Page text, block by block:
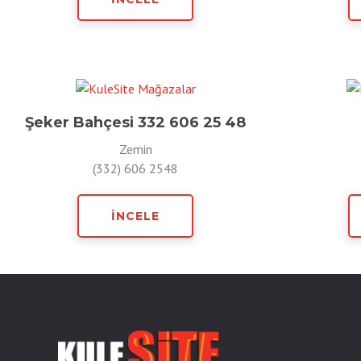
Şeker Bahçesi 332 606 25 48
Zemin
(332) 606 2548
İNCELE